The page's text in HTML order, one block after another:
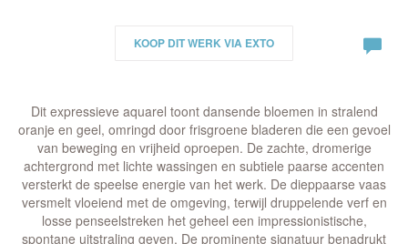
KOOP DIT WERK VIA EXTO
Dit expressieve aquarel toont dansende bloemen in stralend
oranje en geel, omringd door frisgroene bladeren die een gevoel
van beweging en vrijheid oproepen. De zachte, dromerige
achtergrond met lichte wassingen en subtiele paarse accenten
versterkt de speelse energie van het werk. De dieppaarse vaas
versmelt vloeiend met de omgeving, terwijl druppelende verf en
losse penseelstreken het geheel een impressionistische,
spontane uitstraling geven. De prominente signatuur benadrukt